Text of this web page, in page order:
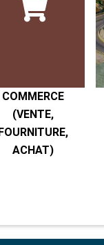
COMMERCE
(VENTE,
ACHAT)